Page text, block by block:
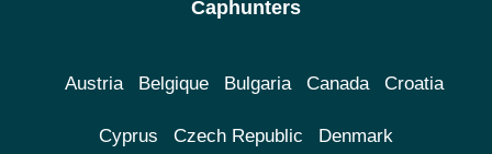
Caphunters
Austria Belgique Bulgaria Canada Croatia
Cyprus Czech Republic Denmark